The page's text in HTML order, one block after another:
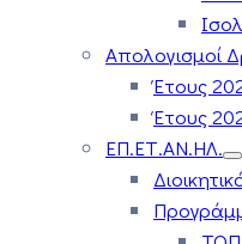
Απολογισμοί
Έτους
Έτους
ΕΠ.ΕΤ.ΑΝ.ΗΛ.